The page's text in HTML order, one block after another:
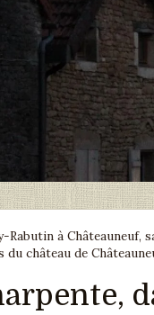
Rabutin à Châteauneuf,
château de